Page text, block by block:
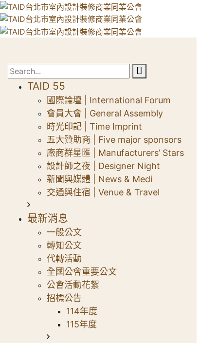
TAID 55
國際論壇 | International Forum
會員大會 | General Assembly
時光印記 | Time Imprint
五大贊助商 | Five major sponsors
廠商群星匯 | Manufacturers’ Stars
設計師之夜 | Designer Night
新聞與媒體 | News & Medi
交通與住宿 | Venue & Travel
最新消息
一般公文
轉知公文
代轉活動
全國公會重要公文
公會活動花絮
招標公告
114年度
115年度